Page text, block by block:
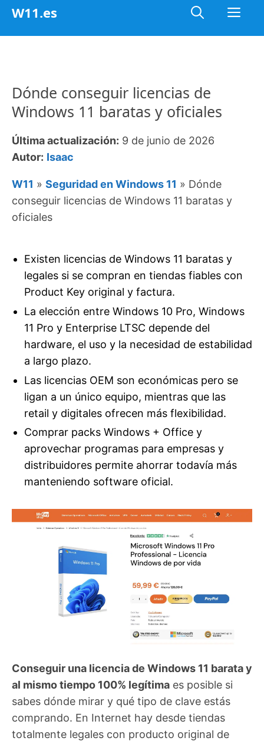
Saltar
W11.es
Dónde conseguir licencias de
Windows 11 baratas y oficiales
Última actualización: 9 de junio de 2026
Autor: Isaac
W11 » Seguridad en Windows 11 » Dónde
conseguir licencias de Windows 11 baratas y
oficiales
Existen licencias de Windows 11 baratas y
legales si se compran en tiendas fiables con
Product Key original y factura.
La elección entre Windows 10 Pro, Windows
11 Pro y Enterprise LTSC depende del
hardware, el uso y la necesidad de estabilidad
a largo plazo.
Las licencias OEM son económicas pero se
ligan a un único equipo, mientras que las
retail y digitales ofrecen más flexibilidad.
Comprar packs Windows + Office y
aprovechar programas para empresas y
distribuidores permite ahorrar todavía más
manteniendo software oficial.
Conseguir una licencia de Windows 11 barata y
al mismo tiempo 100% legítima es posible si
sabes dónde mirar y qué tipo de clave estás
comprando. En Internet hay desde tiendas
totalmente legales con producto original de